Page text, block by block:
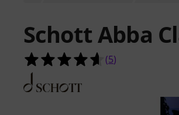
Schott Abba
4.6 na 5
(5)